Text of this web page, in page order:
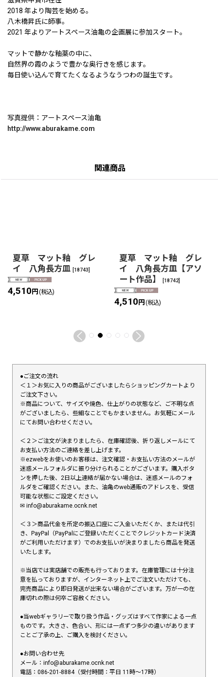
2018 年より陶芸を始める。
八木橋昇氏に師事。
2021 年よりアートスペース油亀の企画展に参加スタート。
マットで静かな釉薬の中に、
自然界の霞のようで豊かな奥行きを感じます。
毎日使い込んで育てたくなるようなうつわの誕生です。
写真提供：アートスペース油亀
http://www.aburakame.com
関連商品
夏草 マット釉 グレ
イ 八角長方皿 [18743]
4,510円 (税込)
夏草 マット釉 グレ
イ 八角長方皿【アソ
ート作品】
[18742]
4,510円 (税込)
●ご注文の流れ
＜１＞お気に入りの商品がございましたらショッピングカートより
ご注文下さい。
※商品について、サイズや焼色、仕上がりの状態など、ご不明な点
がございましたら、些細なことでもかまいません。お気軽にメール
にてお問い合わせください。
＜２＞ご注文が決まりましたら、在庫確認後、折り返しメールにて
お支払い方法のご連絡を差し上げます。
※ezwebをお使いのお客様は、注文確認・お支払い方法のメールが
迷惑メールフォルダに振り分けられることがございます。購入ボタ
ンを押した後、2日以上連絡が届かない場合は、迷惑メールのフォ
ルダをご確認ください。また、油亀のweb通販のアドレスを、受信
可能な状態にご設定ください。
✉︎ info@aburakame.ocnk.net
＜３＞商品代金を所定の振込口座にご入金いただくか、または代引
き、PayPal（PayPalにご登録いただくことでクレジットカード決済
がご利用いただけます）でのお支払いが決まりましたら商品を発送
いたします。
※当店では実店舗での販売も行っております。在庫管理には十分注
意を払っておりますが、インターネット上でご注文いただけても、
完売商品により即日発送が出来ない場合がございます。万が一の在
庫切れの際は何卒ご容赦ください。
●当webギャラリーで取り扱う作品・グッズはすべて作家による一点
ものです。大きさ、色合い、形には一点ずつ多少の違いがあります
ことご了承の上、ご購入を検討ください。
●お問い合わせ先
メール：info@aburakame.ocnk.net
電話：086-201-8884（受付時間：平日 11時〜17時）